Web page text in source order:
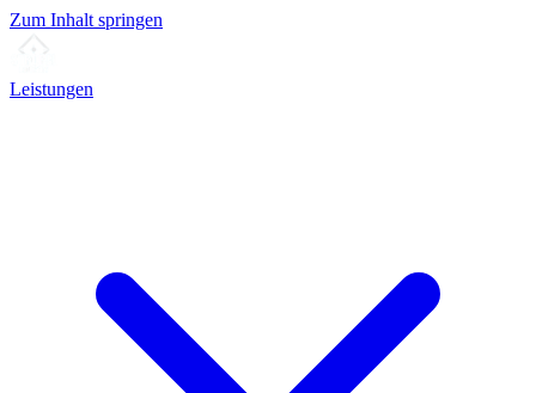
Zum Inhalt springen
Leistungen